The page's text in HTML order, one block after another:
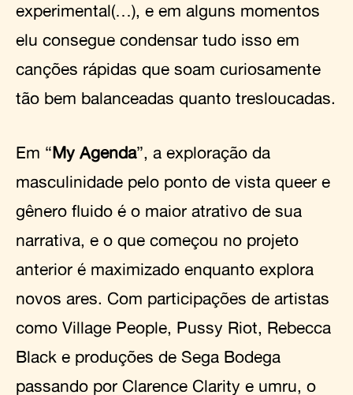
experimental(…), e em alguns momentos
elu consegue condensar tudo isso em
canções rápidas que soam curiosamente
tão bem balanceadas quanto tresloucadas.
Em “My Agenda”, a exploração da
masculinidade pelo ponto de vista queer e
gênero fluido é o maior atrativo de sua
narrativa, e o que começou no projeto
anterior é maximizado enquanto explora
novos ares. Com participações de artistas
como Village People, Pussy Riot, Rebecca
Black e produções de Sega Bodega
passando por Clarence Clarity e umru, o